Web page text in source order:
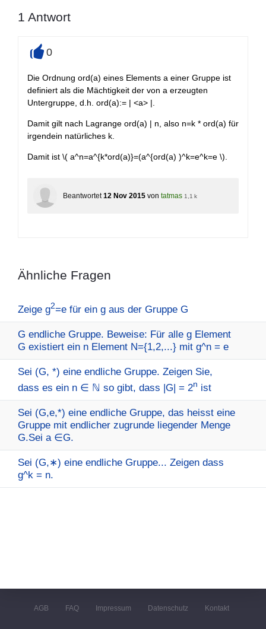
1 Antwort
0
Die Ordnung ord(a) eines Elements a einer Gruppe ist
definiert als die Mächtigkeit der von a erzeugten
Untergruppe, d.h. ord(a):= | <a> |.
Damit gilt nach Lagrange ord(a) | n, also n=k * ord(a) für
irgendein natürliches k.
Damit ist \( a^n=a^{k*ord(a)}=(a^{ord(a) )^k=e^k=e \).
Beantwortet 12 Nov 2015 von tatmas 1,1 k
Ähnliche Fragen
Zeige g2=e für ein g aus der Gruppe G
G endliche Gruppe. Beweise: Für alle g Element
G existiert ein n Element N={1,2,...} mit g^n = e
Sei (G, *) eine endliche Gruppe. Zeigen Sie,
dass es ein n ∈ ℕ so gibt, dass |G| = 2n ist
Sei (G,e,*) eine endliche Gruppe, das heisst eine
Gruppe mit endlicher zugrunde liegender Menge
G.Sei a ∈G.
Sei (G,∗) eine endliche Gruppe... Zeigen dass
g^k = n.
AGB FAQ Impressum Datenschutz Kontakt